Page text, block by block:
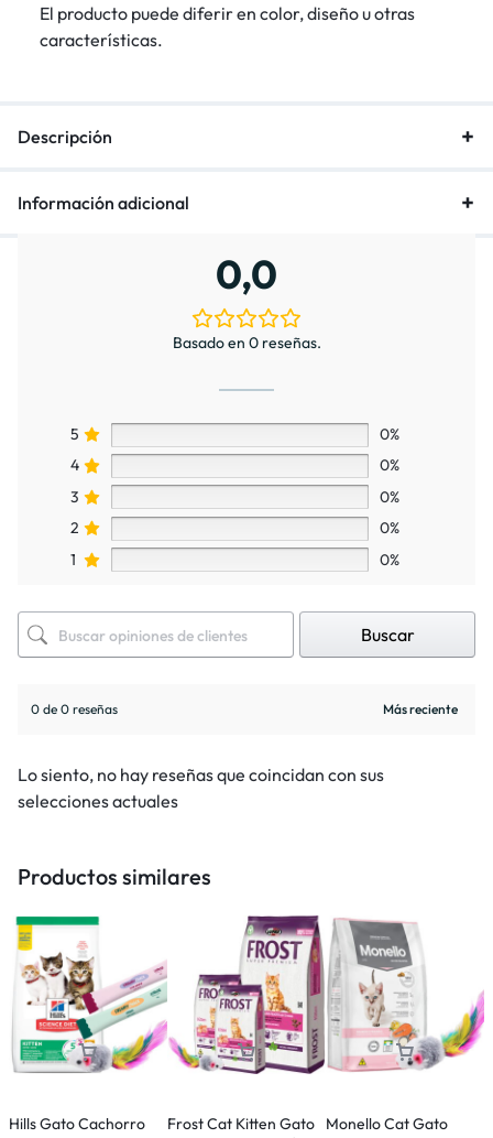
El producto puede diferir en color, diseño u otras
características.
Descripción
Información adicional
0,0
Basado en 0 reseñas.
5
0%
4
0%
3
0%
2
0%
1
0%
Buscar
0 de 0 reseñas
Lo siento, no hay reseñas que coincidan con sus
selecciones actuales
Productos similares
Hills Gato Cachorro
Frost Cat Kitten Gato
Monello Cat Gato